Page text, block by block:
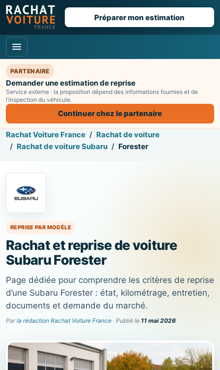
Préparer mon estimation
PARTENAIRE
Demander une estimation de reprise
Service externe : la proposition dépend des informations fournies et de
l’inspection du véhicule.
Continuer chez le partenaire
Rachat Voiture France
Rachat de voiture
Rachat de voiture Subaru
Forester
REPRISE PAR MODÈLE
Rachat et reprise de voiture
Subaru Forester
Page dédiée pour comprendre les critères de reprise
d’une Subaru Forester : état, kilométrage, entretien,
documents et demande du marché.
Parla rédaction Rachat Voiture France · Publié le 11 mai 2026